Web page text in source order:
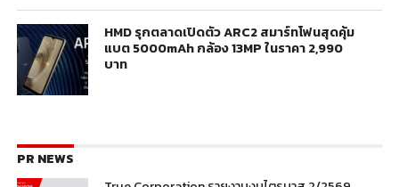
HMD รุกตลาดเปิดตัว ARC2 สมาร์ทโฟนสุดคุ้ม
แบต 5000mAh กล้อง 13MP ในราคา 2,990
บาท
PR NEWS